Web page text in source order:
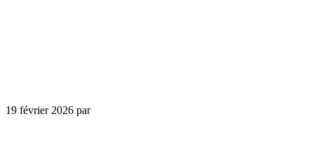
19 février 2026 par